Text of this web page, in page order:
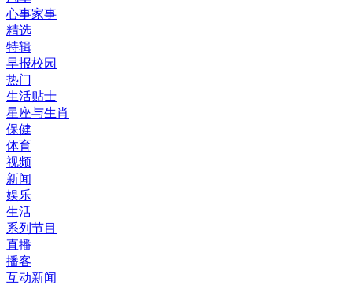
心事家事
精选
特辑
早报校园
热门
生活贴士
星座与生肖
保健
体育
视频
新闻
娱乐
生活
系列节目
直播
播客
互动新闻